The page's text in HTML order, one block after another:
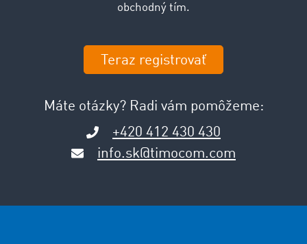
obchodný tím.
Teraz registrovať
Máte otázky? Radi vám pomôžeme:
+420 412 430 430
info.sk@timocom.com